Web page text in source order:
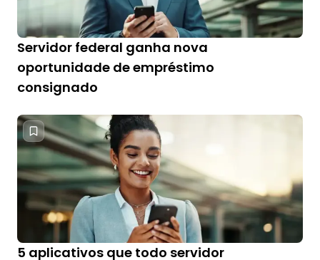
Servidor federal ganha nova
oportunidade de empréstimo
consignado
5 aplicativos que todo servidor